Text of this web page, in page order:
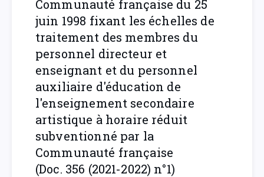
Communauté française du 25
juin 1998 fixant les échelles de
traitement des membres du
personnel directeur et
enseignant et du personnel
auxiliaire d'éducation de
l'enseignement secondaire
artistique à horaire réduit
subventionné par la
Communauté française
(Doc. 356 (2021-2022) n°1)